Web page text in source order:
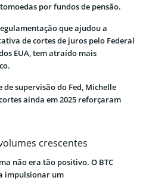
por fundos de pensão.
que ajudou a
de cortes de juros pelo Federal
EUA, tem atraído mais
supervisão do Fed, Michelle
ainda em 2025 reforçaram
crescentes
não era tão positivo. O BTC
impulsionar um